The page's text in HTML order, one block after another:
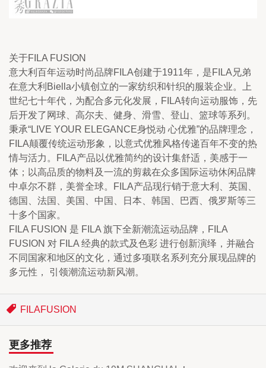
关于FILA FUSION
意大利百年运动时尚品牌FILA创建于1911年，是FILA兄弟
在意大利Biella小镇创立的一家纺织和针织的服装企业。上
世纪七十年代，为配合多元化发展，FILA转向运动服饰，先
后开发了网球、高尔夫、健身、滑雪、登山、篮球等系列。
秉承“LIVE YOUR ELEGANCE身悦动 心优雅”的品牌理念，
FILA颠覆传统运动形象，以意式优雅风格传递百年不变的热
情与活力。FILA产品以优雅简约的设计集舒适，美感于一
体；以高品质的物料及一流的剪裁在众多国际运动休闲品牌
中卓尔不群，美誉全球。FILA产品现行销于意大利、英国、
德国、法国、美国、中国、日本、韩国、巴西、俄罗斯等三
十多个国家。
FILA FUSION 是 FILA 旗下全新潮流运动品牌，FILA
FUSION 对 FILA 经典的款式及色彩 进行创新演绎，并融合
不同国家和地区的文化，通过多项联名系列充分展现品牌的
多元性， 引领潮流运动新风潮。
FILAFUSION
更多推荐